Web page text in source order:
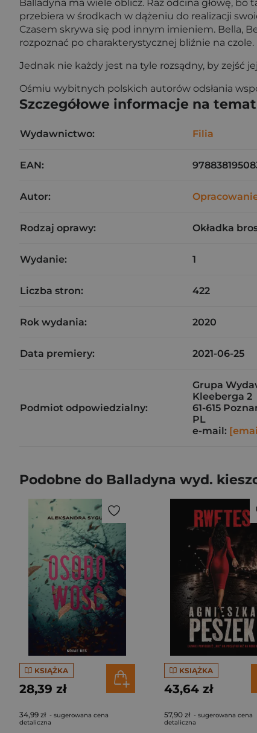
Balladyna ma wiele oblicz. Raz odcina głowę,
przebiera w środkach w dążeniu do realizacji
Czasem skrywa się pod innym imieniem. Bella,
rozpoznać po charakterystycznej bliźnie na czole.
Jednak nie każdy jest na tyle rozsądny, by zejść
Ośmiu wybitnych polskich autorów odsłania
Szczegółowe informacje na
Wydawnictwo: Filia
EAN:
Autor:
Rodzaj oprawy: Okładka
Wydanie: 1
Liczba stron: 422
Rok wydania: 2020
Data premiery: 2021-06-25
Podmiot odpowiedzialny:
Grupa
Kleeberga 2
61-615
PL
e-mail:
Podobne do Balladyna wyd.
KSIĄŻKA
28,39 zł
34,99 zł - sugerowana cena
detaliczna
KSIĄŻKA
43,64 zł
57,90 zł - sugerowana cena
detaliczna